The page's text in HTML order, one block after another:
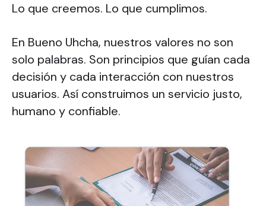
Lo que creemos. Lo que cumplimos.
En Bueno Uhcha, nuestros valores no son
solo palabras. Son principios que guían cada
decisión y cada interacción con nuestros
usuarios. Así construimos un servicio justo,
humano y confiable.